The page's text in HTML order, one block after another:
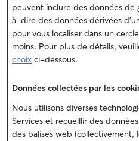
peuvent inclure des données de
à-dire des données dérivées
pour vous localiser dans un
moins. Pour plus de détails,
choix ci-dessous.
Données collectées par les
Nous utilisons diverses
Services et recueillir des
des balises web (collectivement,